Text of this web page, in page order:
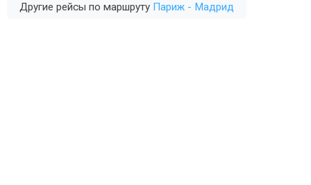
Другие рейсы по маршруту Париж - Мадрид